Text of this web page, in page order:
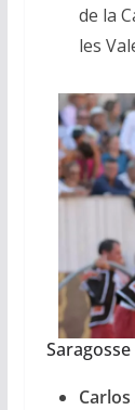
de la
les
Saragosse